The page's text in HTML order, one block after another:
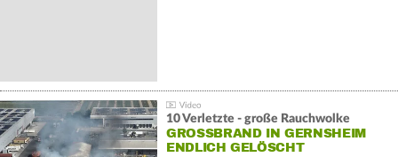
10 Verletzte - große Rauchwolke
GROSSBRAND IN GERNSHEIM E
NDLICH GELÖSCHT